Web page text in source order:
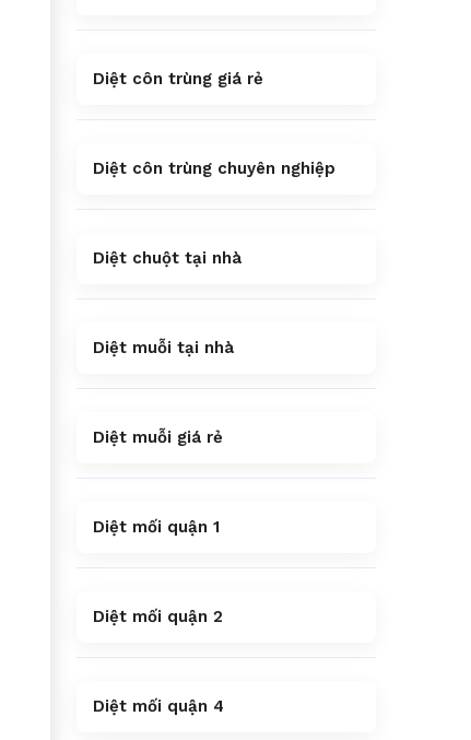
Diệt côn trùng giá rẻ
Diệt côn trùng chuyên nghiệp
Diệt chuột tại nhà
Diệt muỗi tại nhà
Diệt muỗi giá rẻ
Diệt mối quận 1
Diệt mối quận 2
Diệt mối quận 4